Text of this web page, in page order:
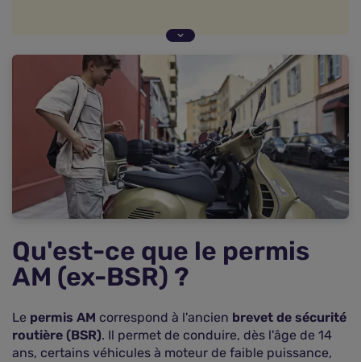
Bien comprendre la distinction entre le permis
AM et le brevet de sécurité routière
Les différentes catégories de scooter et de
permis associés
Les formations nécessaires pour la conduite d'un
scooter sans BSR
Les obligations d'assurance pour un scooter sans
permis
Questions fréquentes sur l'âge minimum pour
conduire un scooter (FAQ)
Qu'est-ce que le permis
AM (ex-BSR) ?
Le permis AM correspond à l'ancien brevet de sécurité
routière (BSR). Il permet de conduire, dès l'âge de 14
ans, certains véhicules à moteur de faible puissance,